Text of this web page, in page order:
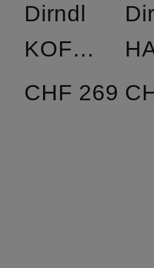
Dirndl
KOFLERSEE
CHF 269